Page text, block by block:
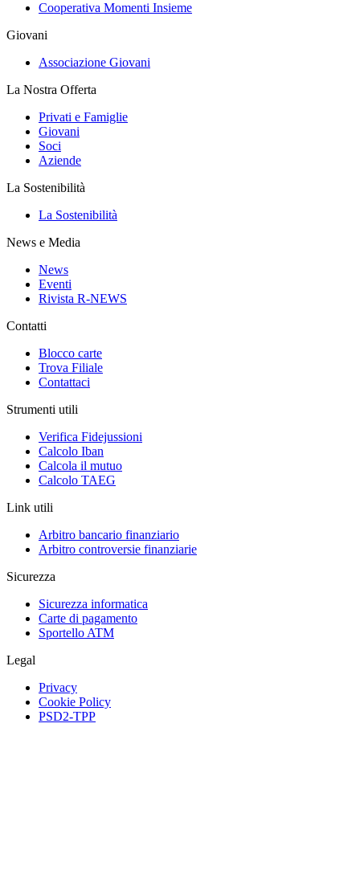
Cooperativa Momenti Insieme
Giovani
Associazione Giovani
La Nostra Offerta
Privati e Famiglie
Giovani
Soci
Aziende
La Sostenibilità
La Sostenibilità
News e Media
News
Eventi
Rivista R-NEWS
Contatti
Blocco carte
Trova Filiale
Contattaci
Strumenti utili
Verifica Fidejussioni
Calcolo Iban
Calcola il mutuo
Calcolo TAEG
Link utili
Arbitro bancario finanziario
Arbitro controversie finanziarie
Sicurezza
Sicurezza informatica
Carte di pagamento
Sportello ATM
Legal
Privacy
Cookie Policy
PSD2-TPP